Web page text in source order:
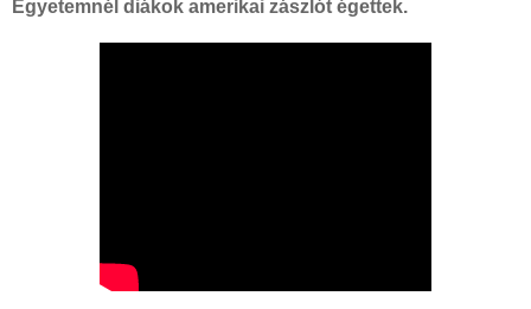
Egyetemnél diákok amerikai zászlót égettek.